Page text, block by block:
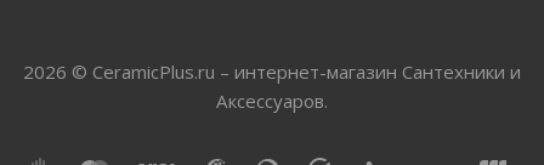
2026 © CeramicPlus.ru – интернет-магазин Сантехники и
Аксессуаров.